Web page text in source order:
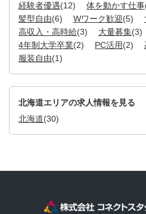
経験者優遇(12) 体を動かす仕事
髪型自由(6) Wワーク歓迎(5)
高収入・高時給(3) 大量募集(3)
4年制大学卒業(2) PC活用(2)
服装自由(1)
北海道エリアの求人情報を見る
北海道(30)